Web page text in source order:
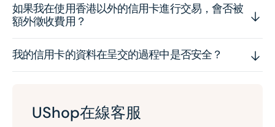
如果我在使用香港以外的信用卡進行交易，會否被
額外徵收費用？
我的信用卡的資料在呈交的過程中是否安全？
UShop在線客服